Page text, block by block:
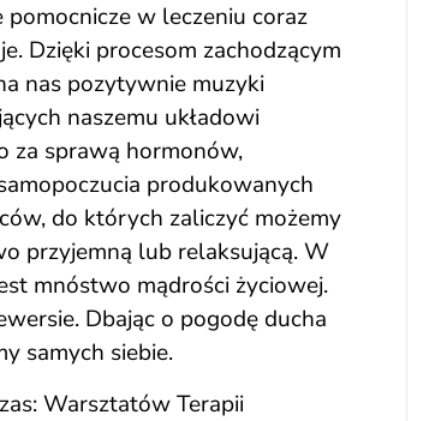
w leczeniu coraz
Dzięki procesom zachodzącym
nas pozytywnie muzyki
naszemu układowi
za sprawą hormonów,
produkowanych
do których zaliczyć możemy
przyjemną lub relaksującą. W
mnóstwo mądrości życiowej.
Dbając o pogodę ducha
samych siebie.
Warsztatów Terapii